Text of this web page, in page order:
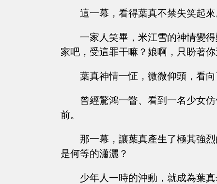
這一幕，看得葉真不禁失笑起
一家人笑畢，米江雪的神情變
家吧，受這罪干嘛？娘啊，只盼著
葉真神情一怔，微微仰頭，看
曾經驚鴻一瞥、看到一名少女
前。
那一幕，讓葉真產生了極其強
是何等的瀟灑？
少年人一時的沖動，就成為葉